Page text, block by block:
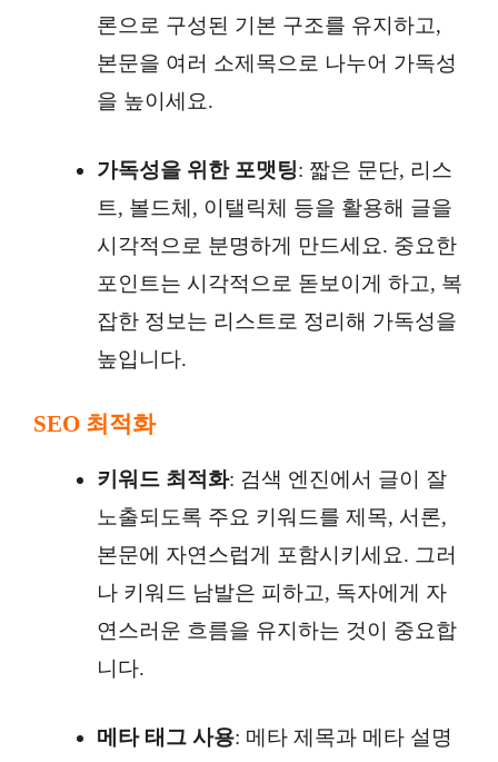
론으로 구성된 기본 구조를 유지하고,
본문을 여러 소제목으로 나누어 가독성
을 높이세요.
가독성을 위한 포맷팅: 짧은 문단, 리스
트, 볼드체, 이탤릭체 등을 활용해 글을
시각적으로 분명하게 만드세요. 중요한
포인트는 시각적으로 돋보이게 하고, 복
잡한 정보는 리스트로 정리해 가독성을
높입니다.
SEO 최적화
키워드 최적화: 검색 엔진에서 글이 잘
노출되도록 주요 키워드를 제목, 서론,
본문에 자연스럽게 포함시키세요. 그러
나 키워드 남발은 피하고, 독자에게 자
연스러운 흐름을 유지하는 것이 중요합
니다.
메타 태그 사용: 메타 제목과 메타 설명